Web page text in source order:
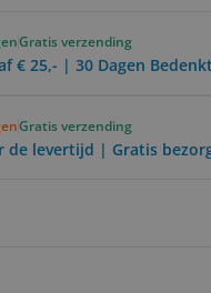
Gratis verzending
€ 25,- | 30 Dagen
Gratis verzending
de levertijd | Gratis